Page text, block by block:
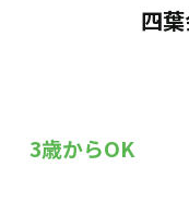
四
3歳からOK